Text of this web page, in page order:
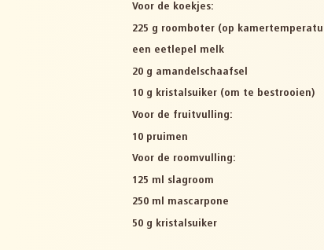
Voor de koekjes:
225 g roomboter (op
een eetlepel melk
20 g amandelschaafsel
10 g kristalsuiker (om te bestrooien)
Voor de fruitvulling:
10 pruimen
Voor de roomvulling:
125 ml slagroom
250 ml mascarpone
50 g kristalsuiker